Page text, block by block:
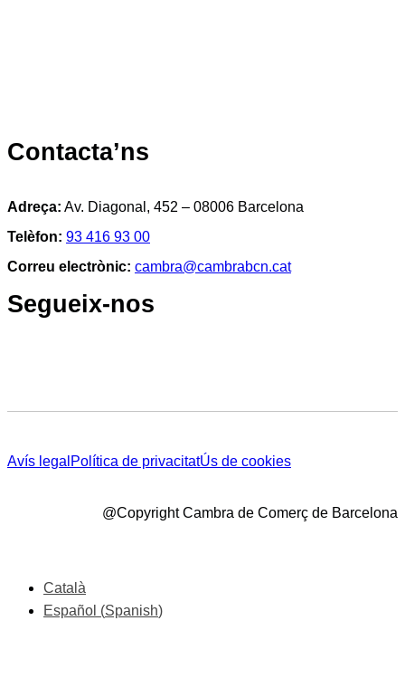
Contacta’ns
Adreça: Av. Diagonal, 452 – 08006 Barcelona
Telèfon: 93 416 93 00
Correu electrònic: cambra@cambrabcn.cat
Segueix-nos
Avís legal Política de privacitatÚs de cookies
@Copyright Cambra de Comerç de Barcelona
Català
Español (Spanish)